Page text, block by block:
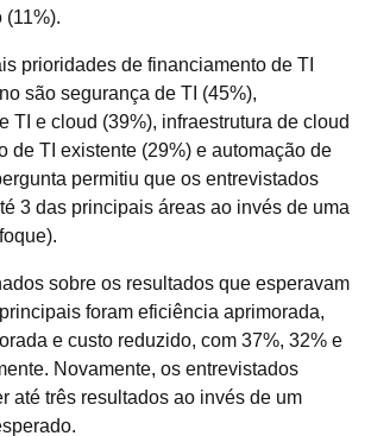
(11%).
prioridades de financiamento de TI
são segurança de TI (45%),
TI e cloud (39%), infraestrutura de cloud
de TI existente (29%) e automação de
permitiu que os entrevistados
3 das principais áreas ao invés de uma
sobre os resultados que esperavam
foram eficiência aprimorada,
e custo reduzido, com 37%, 32% e
Novamente, os entrevistados
até três resultados ao invés de um